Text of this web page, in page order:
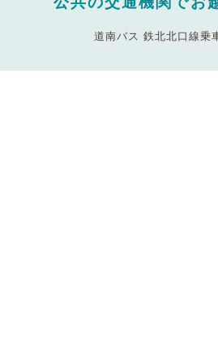
道南バス 鉄北北口線乗